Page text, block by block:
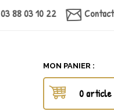
03 88 03 10 22
MON PANIER :
0 article